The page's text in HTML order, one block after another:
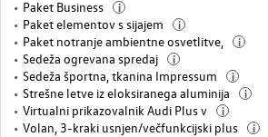
Paket Business i
Paket elementov s sijajem i
Paket notranje ambientne osvetlitve, i
Sedeža ogrevana spredaj i
Sedeža športna, tkanina Impressum i
Strešne letve iz eloksiranega aluminija i
Virtualni prikazovalnik Audi Plus v i
Volan, 3-kraki usnjen/večfunkcijski plus i